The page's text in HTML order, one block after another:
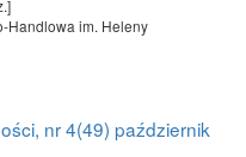
Handlowa im. Heleny
nr 4(49) październik